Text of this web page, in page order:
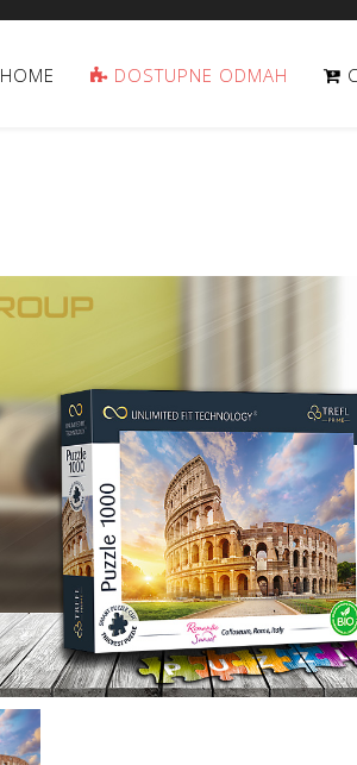
HOME DOSTUPNE ODMAH